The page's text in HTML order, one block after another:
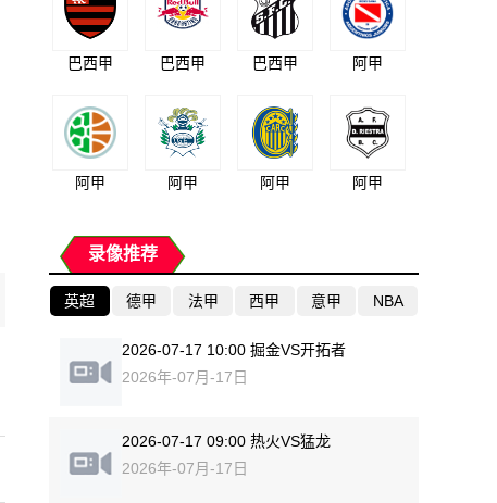
巴西甲 巴西甲 巴西甲 阿甲
阿甲 阿甲 阿甲 阿甲
录像推荐
英超 德甲 法甲 西甲 意甲 NBA
2026-07-17 10:00 掘金VS开拓者
2026年-07月-17日
2026-07-17 09:00 热火VS猛龙
2026年-07月-17日